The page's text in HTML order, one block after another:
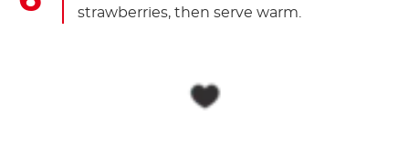
strawberries, then serve warm.